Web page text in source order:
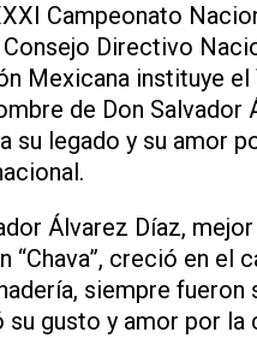
Campeonato
Consejo Directivo
Mexicana instituye
de Don Salvador
su legado y su amor
Álvarez Díaz,
“Chava”, creció en el
siempre fueron
su gusto y amor por la